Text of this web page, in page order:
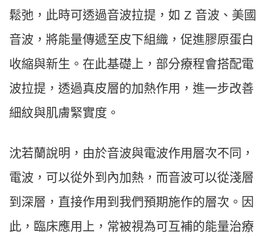
鬆弛，此時可透過音波拉提，如 Z 音波、美國
音波，將能量傳遞至皮下組織，促進膠原蛋白
收縮與新生。在此基礎上，部分療程會搭配電
波拉提，透過真皮層的加熱作用，進一步改善
細紋與肌膚緊實度。
沈若蘭說明，由於音波與電波作用層次不同，
電波，可以從外到內加熱，而音波可以從淺層
到深層，直接作用到我們預期施作的層次。因
此，臨床應用上，常被視為可互補的能量治療